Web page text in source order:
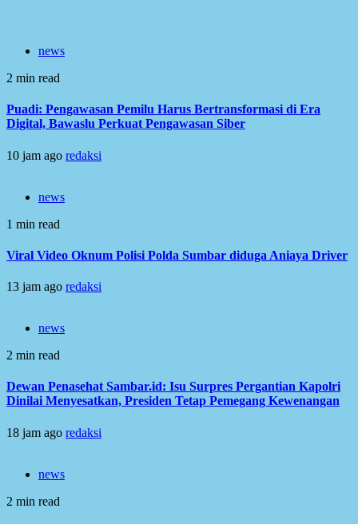
news
2 min read
Puadi: Pengawasan Pemilu Harus Bertransformasi di Era
Digital, Bawaslu Perkuat Pengawasan Siber
10 jam ago redaksi
news
1 min read
Viral Video Oknum Polisi Polda Sumbar diduga Aniaya Driver
13 jam ago redaksi
news
2 min read
Dewan Penasehat Sambar.id: Isu Surpres Pergantian Kapolri
Dinilai Menyesatkan, Presiden Tetap Pemegang Kewenangan
18 jam ago redaksi
news
2 min read